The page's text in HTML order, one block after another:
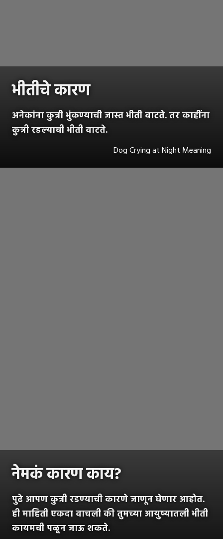
भीतीचे कारण
अनेकांना कुत्री भुंकण्याची जास्त भीती वाटते. तर काहींना
कुत्री रडल्याची भीती वाटते.
Dog Crying at Night Meaning
नेमकं कारण काय?
पुढे आपण कुत्री रडण्याची कारणे जाणून घेणार आहोत.
ही माहिती एकदा वाचली की तुमच्या आयुष्यातली भीती
कायमची पळून जाऊ शकते.